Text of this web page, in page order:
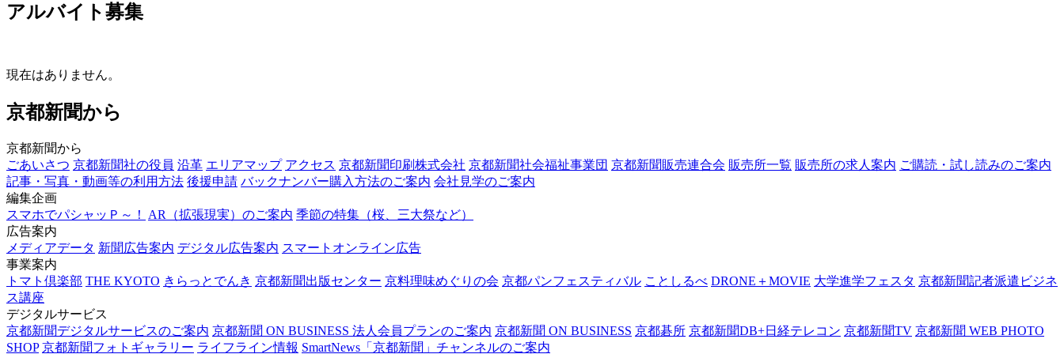
アルバイト募集
現在はありません。
京都新聞から
京都新聞から
ごあいさつ 京都新聞社の役員 沿革 エリアマップ アクセス 京都新聞印刷株式会社 京都新聞社会福祉事業団 京都新聞販売連合会 販売所一覧 販売所の求人案内 ご購読・試し読みのご案内
記事・写真・動画等の利用方法 後援申請 バックナンバー購入方法のご案内 会社見学のご案内
編集企画
スマホでパシャッＰ～！
AR（拡張現実）のご案内 季節の特集（桜、三大祭など）
広告案内
メディアデータ 新聞広告案内 デジタル広告案内 スマートオンライン広告
事業案内
トマト倶楽部 THE KYOTO きらっとでんき 京都新聞出版センター 京料理味めぐりの会 京都パンフェスティバル ことしるべ DRONE＋MOVIE 大学進学フェスタ 京都新聞記者派遣ビジネ
ス講座
デジタルサービス
京都新聞デジタルサービスのご案内 京都新聞 ON BUSINESS 法人会員プランのご案内 京都新聞 ON BUSINESS 京都碁所 京都新聞DB+日経テレコン 京都新聞TV 京都新聞 WEB PHOTO
SHOP 京都新聞フォトギャラリー ライフライン情報 SmartNews「京都新聞」チャンネルのご案内